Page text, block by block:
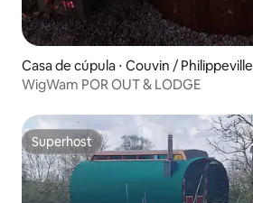
Casa de cúpula ⋅ Couvin / Philippeville
WigWam POR OUT & LODGE
Superhost
Superhost